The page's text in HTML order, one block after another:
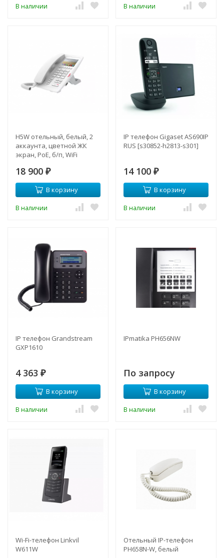
В наличии В наличии
H5W отельный, белый, 2
аккаунта, цветной ЖК
экран, PoE, б/п, WiFi
18 900 ₽
В корзину
В наличии
IP телефон Gigaset AS690IP
RUS [s30852-h2813-s301]
14 100 ₽
В корзину
В наличии
IP телефон Grandstream
GXP1610
4 363 ₽
В корзину
В наличии
IPmatika PH656NW
По запросу
В корзину
В наличии
Wi-Fi-телефон Linkvil
W611W
Отельный IP-телефон
PH658N-W, белый